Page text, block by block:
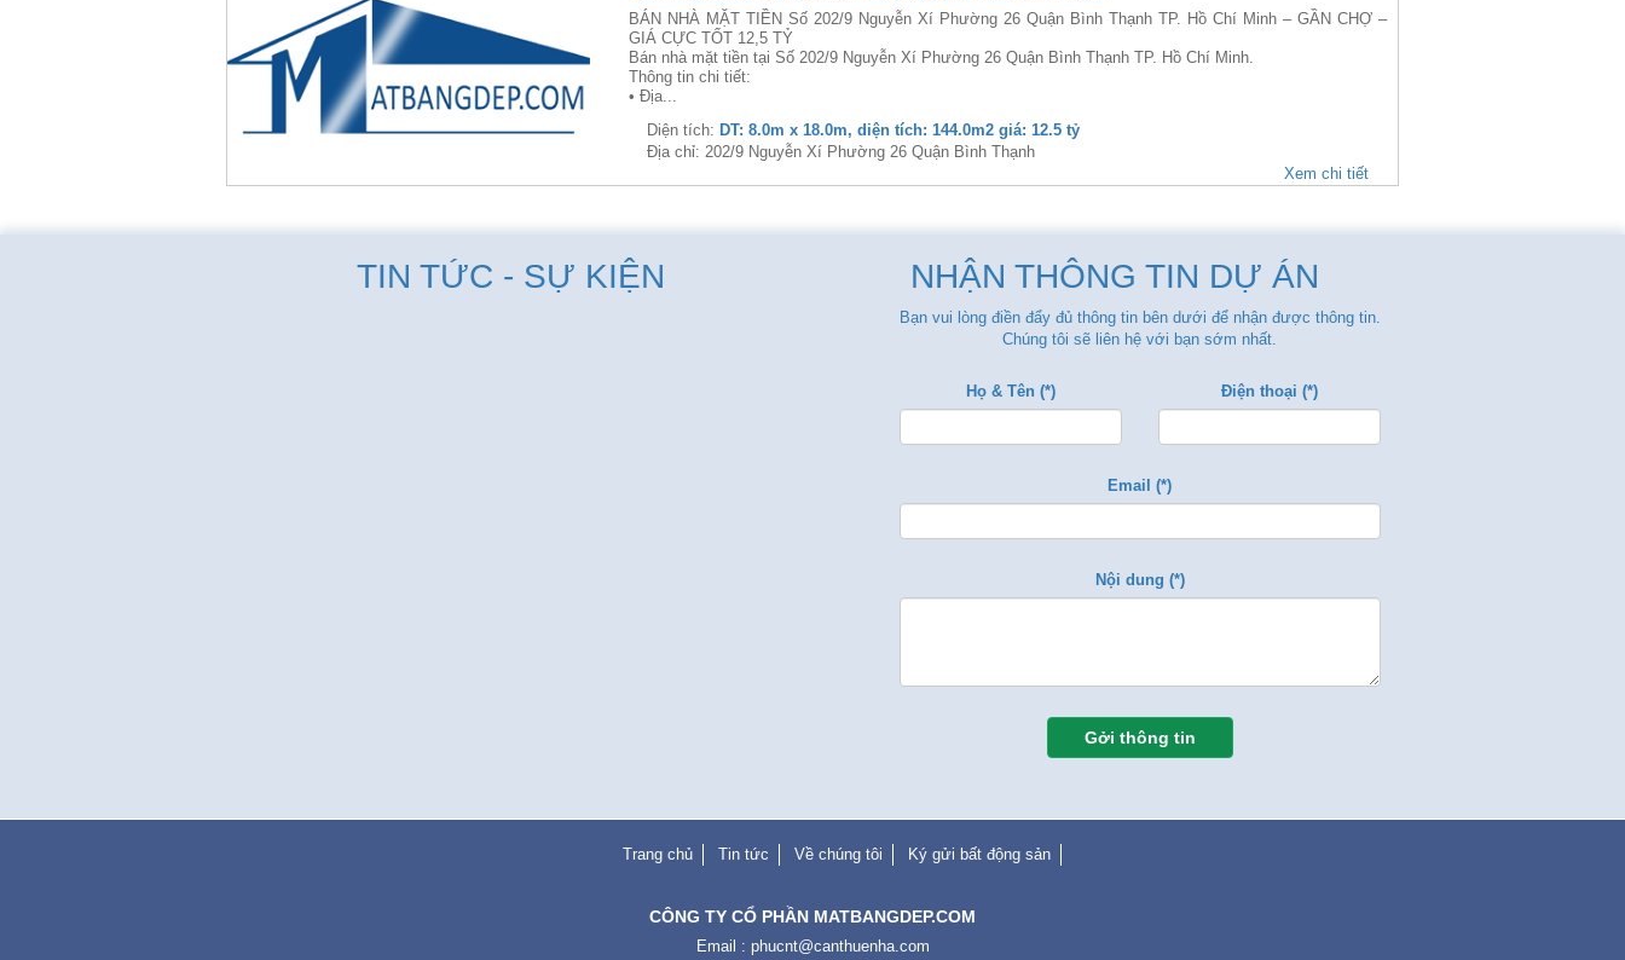
BÁN NHÀ MẶT TIỀN Số 202/9 Nguyễn Xí Phường 26 Quận Bình Thạnh TP. Hồ Chí Minh – GẦN CHỢ –
GIÁ CỰC TỐT 12,5 TỶ
Bán nhà mặt tiền tại Số 202/9 Nguyễn Xí Phường 26 Quận Bình Thạnh TP. Hồ Chí Minh.
Thông tin chi tiết:
• Địa...
Diện tích: DT: 8.0m x 18.0m, diện tích: 144.0m2 giá: 12.5 tỷ
Địa chỉ: 202/9 Nguyễn Xí Phường 26 Quận Bình Thạnh
Xem chi tiết
TIN TỨC - SỰ KIỆN NHẬN THÔNG TIN DỰ ÁN
Bạn vui lòng điền đẩy đủ thông tin bên dưới để nhận được thông tin.
Chúng tôi sẽ liên hệ với bạn sớm nhất.
Họ & Tên (*) Điện thoại (*)
Email (*)
Nội dung (*)
Gởi thông tin
Trang chủ Tin tức Về chúng tôi Ký gửi bất động sản
CÔNG TY CỔ PHẦN MATBANGDEP.COM
Email : phucnt@canthuenha.com